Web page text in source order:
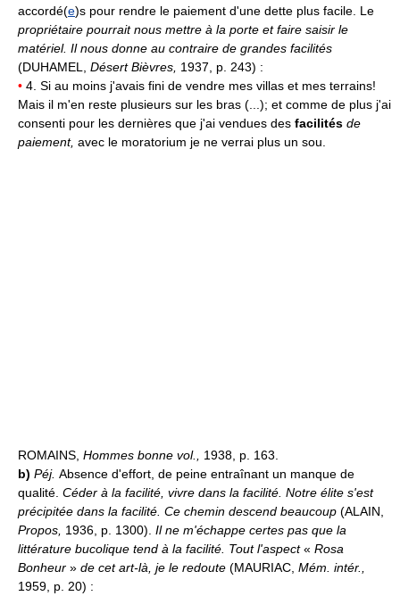
accordé(e)s pour rendre le paiement d'une dette plus facile. Le
propriétaire pourrait nous mettre à la porte et faire saisir le
matériel. Il nous donne au contraire de grandes facilités
(DUHAMEL, Désert Bièvres, 1937, p. 243) :
• 4. Si au moins j'avais fini de vendre mes villas et mes terrains!
Mais il m'en reste plusieurs sur les bras (...); et comme de plus j'ai
consenti pour les dernières que j'ai vendues des facilités de
paiement, avec le moratorium je ne verrai plus un sou.
ROMAINS, Hommes bonne vol., 1938, p. 163.
b) Péj. Absence d'effort, de peine entraînant un manque de
qualité. Céder à la facilité, vivre dans la facilité. Notre élite s'est
précipitée dans la facilité. Ce chemin descend beaucoup (ALAIN,
Propos, 1936, p. 1300). Il ne m'échappe certes pas que la
littérature bucolique tend à la facilité. Tout l'aspect« Rosa
Bonheur » de cet art-là, je le redoute (MAURIAC, Mém. intér.,
1959, p. 20) :